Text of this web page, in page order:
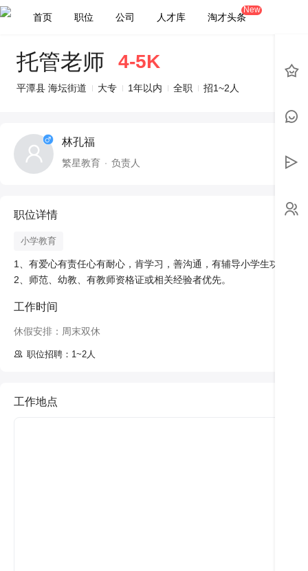
首页 职位 公司 人才库 淘才头条
New
托管老师 4-5K
平潭县 海坛街道 大专 1年以内 全职 招1~2人
林孔福
繁星教育 负责人
职位详情
小学教育
1、有爱心有责任心有耐心，肯学习，善沟通，有辅导小学生功课的
工作时间
休假安排：周末双休
职位招聘：1~2人
工作地点